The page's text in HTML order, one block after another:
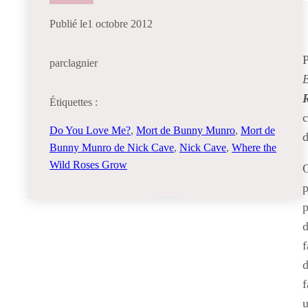
Publié le1 octobre 2012
parclagnier
Étiquettes :
Do You Love Me?, Mort de Bunny Munro, Mort de
Bunny Munro de Nick Cave, Nick Cave, Where the
Wild Roses Grow